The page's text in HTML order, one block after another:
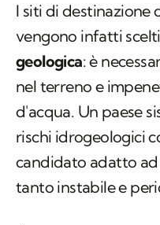
I siti di destinazione
vengono infatti
geologica: è
nel terreno e
d'acqua. Un paese
rischi idrogeologici
candidato adatto
tanto instabile e